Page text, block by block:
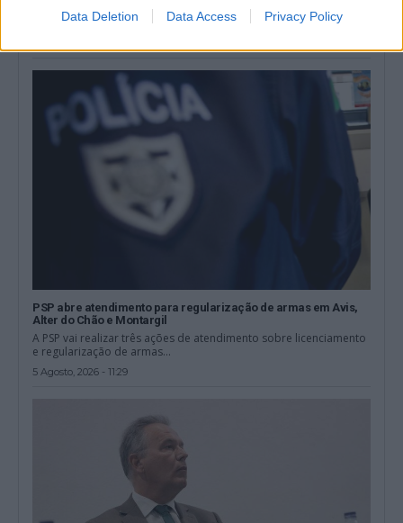
Data Deletion Data Access Privacy Policy
A Polícia de Segurança Pública (PSP) lançou um concurso público,
com o preço base...
PSP abre atendimento para regularização de armas em Avis,
Alter do Chão e Montargil
A PSP vai realizar três ações de atendimento sobre licenciamento
e regularização de armas...
5 Agosto, 2026 - 11:29